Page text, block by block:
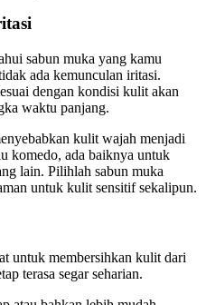
sabun muka yang kamu
ada kemunculan iritasi.
dengan kondisi kulit akan
waktu panjang.
kulit wajah menjadi
komedo, ada baiknya untuk
lain. Pilihlah sabun muka
untuk kulit sensitif sekalipun.
untuk membersihkan kulit dari
terasa segar seharian.